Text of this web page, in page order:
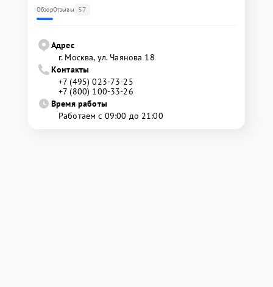
ОбзорОтзывы 57
Адрес
г. Москва, ул. Чаянова 18
Контакты
+7 (495) 023-73-25
+7 (800) 100-33-26
Время работы
Работаем с 09:00 до 21:00